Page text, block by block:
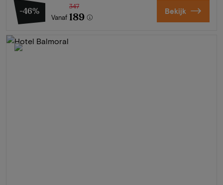
-46%
Vanaf
347
189 Bekijk